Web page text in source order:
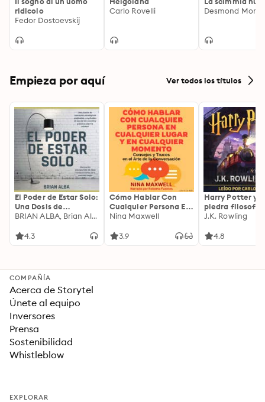
ridicolo
Fedor Dostoevskij
Carlo Rovelli
Desmond Morris
Empieza por aquí Ver todos los títulos
El Poder de Estar Solo:
Una Dosis de
Motivación
Ideas Revolucionarias
BRIAN ALBA, Brian Alba
4.3
Cómo Hablar Con
Cualquier Persona En
Cualquier Lugar Y En
Nina Maxwell
3.9
Harry Potter y
piedra filosofal
J.K. Rowling
4.8
COMPAÑÍA
Acerca de Storytel
Únete al equipo
Inversores
Prensa
Sostenibilidad
Whistleblow
EXPLORAR